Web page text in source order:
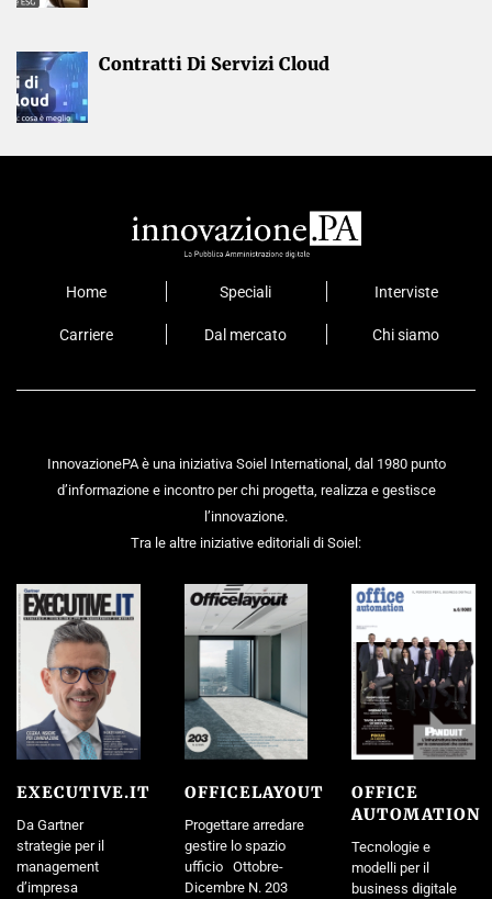
Contratti Di Servizi Cloud
Home Speciali Interviste
Carriere Dal mercato Chi siamo
InnovazionePA è una iniziativa Soiel International, dal 1980 punto
d’informazione e incontro per chi progetta, realizza e gestisce
l’innovazione.
Tra le altre iniziative editoriali di Soiel:
EXECUTIVE.IT
Da Gartner
strategie per il
management
d’impresa
OFFICELAYOUT
Progettare arredare
gestire lo spazio
ufficio Ottobre-
Dicembre N. 203
OFFICE
AUTOMATION
Tecnologie e
modelli per il
business digitale